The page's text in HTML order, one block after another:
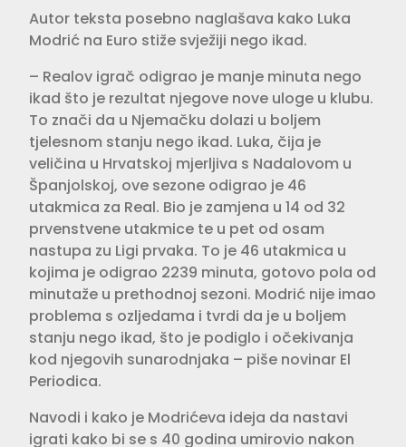
Autor teksta posebno naglašava kako Luka
Modrić na Euro stiže svježiji nego ikad.
– Realov igrač odigrao je manje minuta nego
ikad što je rezultat njegove nove uloge u klubu.
To znači da u Njemačku dolazi u boljem
tjelesnom stanju nego ikad. Luka, čija je
veličina u Hrvatskoj mjerljiva s Nadalovom u
Španjolskoj, ove sezone odigrao je 46
utakmica za Real. Bio je zamjena u 14 od 32
prvenstvene utakmice te u pet od osam
nastupa zu Ligi prvaka. To je 46 utakmica u
kojima je odigrao 2239 minuta, gotovo pola od
minutaže u prethodnoj sezoni. Modrić nije imao
problema s ozljedama i tvrdi da je u boljem
stanju nego ikad, što je podiglo i očekivanja
kod njegovih sunarodnjaka – piše novinar El
Periodica.
Navodi i kako je Modrićeva ideja da nastavi
igrati kako bi se s 40 godina umirovio nakon